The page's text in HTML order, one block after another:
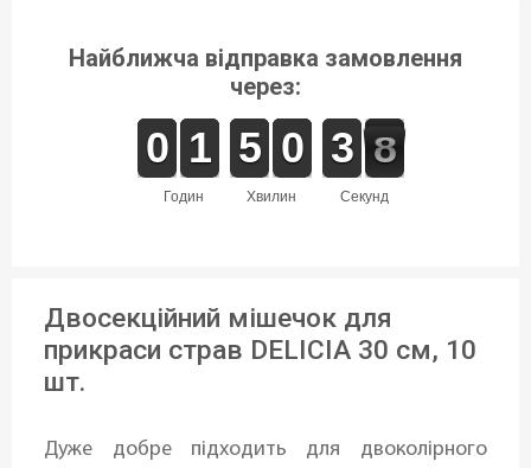
Найближча відправка замовлення
через:
годин
9
9
0
0 1
1
1
1
хвилин
4
4
5
5 9
9
0
0
секунд
4
3
3 8
7
7
Двосекційний мішечок для
прикраси страв DELICIA 30 см, 10
шт.
Дуже добре підходить для двоколірного